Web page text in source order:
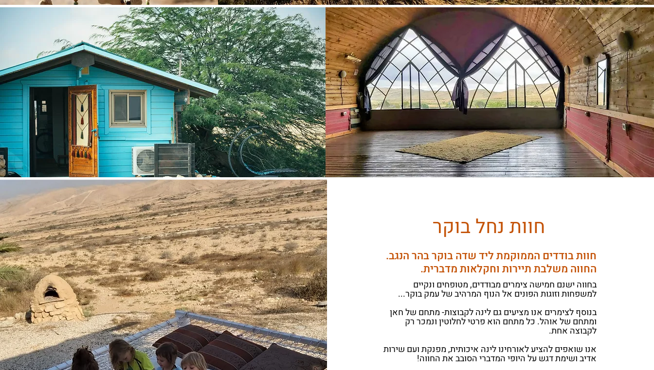
חוות נחל בוקר
חוות בודדים הממוקמת ליד שדה בוקר בהר הנגב.
החווה משלבת תיירות וחקלאות מדברית.
בחווה ישנם חמישה צימרים מבודדים, מטופחים ונקיים
למשפחות וזוגות הפונים אל הנוף המרהיב של עמק בוקר...
בנוסף לצימרים אנו מציעים גם לינה לקבוצות- מתחם של חאן
ומתחם של אוהל. כל מתחם הוא פרטי לחלוטין ונמכר רק
לקבוצה אחת.
אנו שואפים להציע לאורחינו לינה איכותית, מפנקת ועם שירות
אדיב ושימת דגש על היופי המדברי הסובב את החווה!